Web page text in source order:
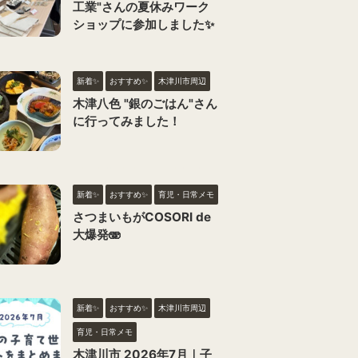
工業"さんの夏休みワーク
ショップに参加しました✨
新着✨ おすすめ✨ 木津川市周辺
木津八色 "銀のごはん"さん
に行ってみました！
新着✨ おすすめ✨ 育児・日常メモ
さつまいもがCOSORI de
大爆発🫨
新着✨ おすすめ✨ 木津川市周辺
育児・日常メモ
木津川市 2026年7月｜子